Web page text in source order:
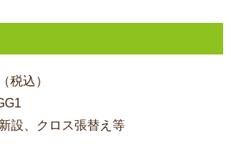
税込）
設、クロス張替え等